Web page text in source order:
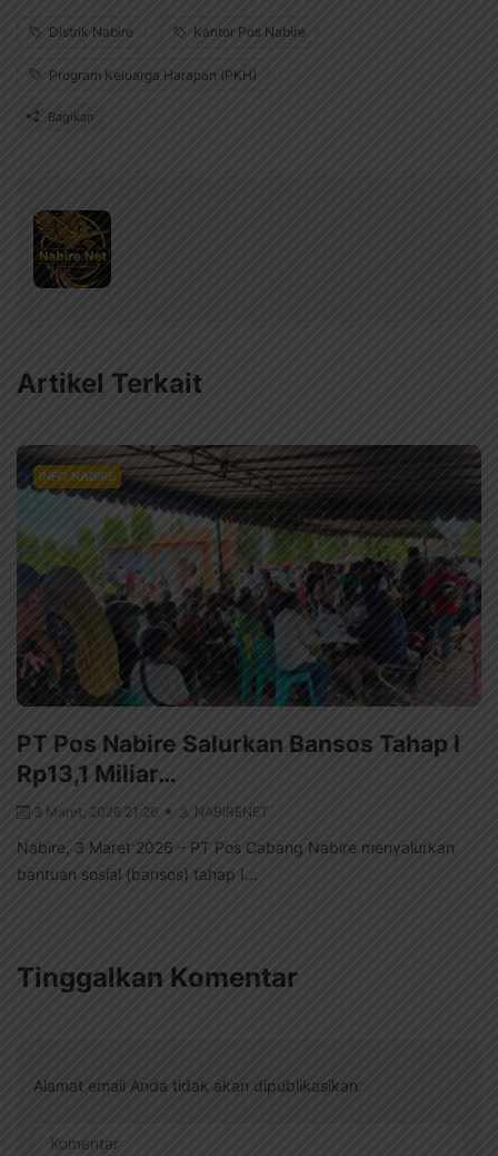
Distrik Nabire Kantor Pos Nabire
Program Keluarga Harapan (PKH)
Bagikan
Artikel Terkait
INFO NABIRE
PT Pos Nabire Salurkan Bansos Tahap I
Rp13,1 Miliar…
3 Maret, 2026 21:26 NABIRENET
Nabire, 3 Maret 2026 – PT Pos Cabang Nabire menyalurkan
bantuan sosial (bansos) tahap I...
Tinggalkan Komentar
Alamat email Anda tidak akan dipublikasikan.
Komentar